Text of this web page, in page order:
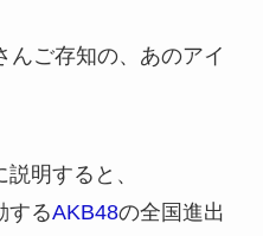
んご存知の、あのアイ
明すると、
するAKB48の全国進出